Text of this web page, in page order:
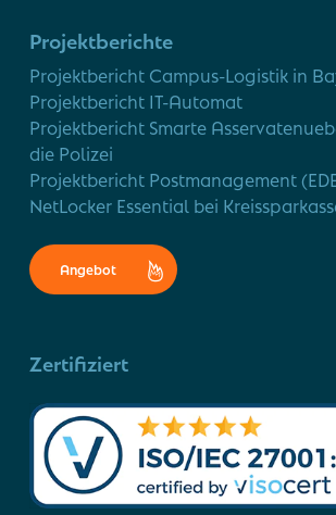
Projektberichte
Projektbericht Campus-Logistik in
Projektbericht IT-Automat
Projektbericht Smarte
die Polizei
Projektbericht Postmanagement
NetLocker Essential bei
Angebot
Zertifiziert